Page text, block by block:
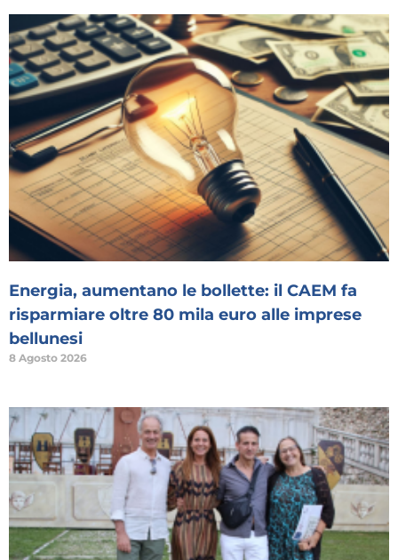
Energia, aumentano le bollette: il CAEM fa
risparmiare oltre 80 mila euro alle imprese
bellunesi
8 Agosto 2026